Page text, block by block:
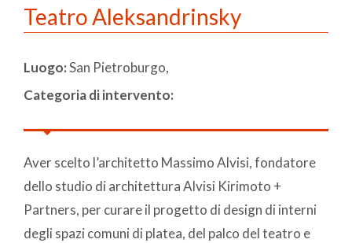
Teatro Aleksandrinsky
Luogo:San Pietroburgo,
Categoria di intervento:
Aver scelto l’architetto Massimo Alvisi, fondatore
dello studio di architettura Alvisi Kirimoto +
Partners, per curare il progetto di design di interni
degli spazi comuni di platea, del palco del teatro e